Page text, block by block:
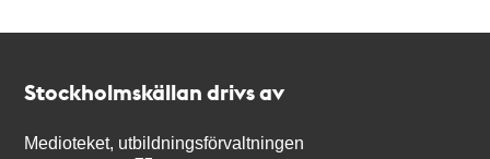
Stockholmskällan drivs av
Medioteket, utbildningsförvaltningen